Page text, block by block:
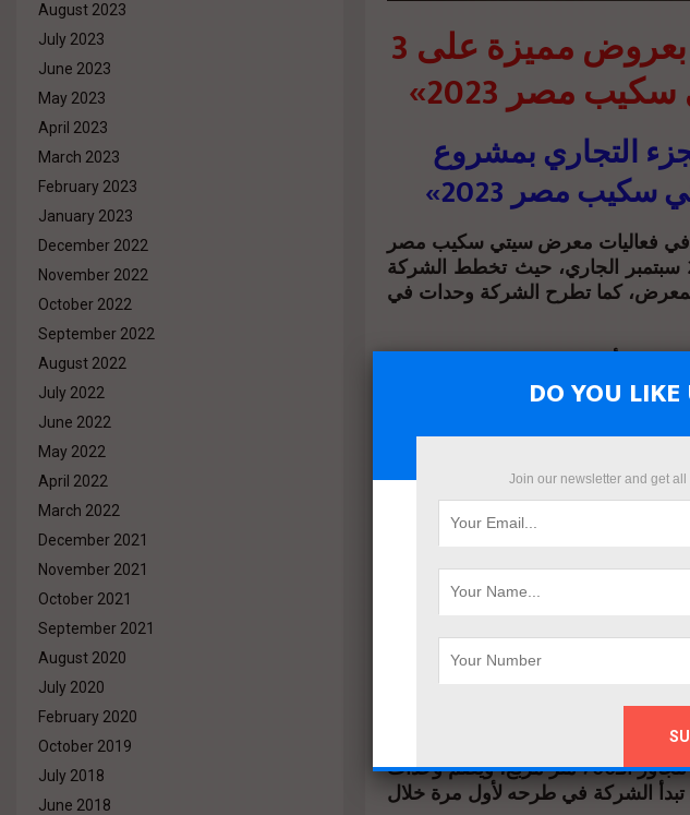
«أربن لينز للتطوير» تشارك بعروض مميزة على 3
مصر 2023»
التجاري بمشروع
في فعاليات معرض سيتي سكيب مصر
2023، والذي ينطلق خلال الفترة من 20 وحتى 23 سبتمبر الجاري، حيث تخطط الشركة
كما تطرح الشركة وحدات في
أربن لينز للتطوير العقاري، إن
سكيب مصر يأتي ضمن خطة الشركة
بيعية قوية، كما يتميز المعرض
يتيح التعرف على احتياجات العملاء
تلبي احتياجات قطاع كبير من
حصرية ومميزة للعملاء خلال فترة
المشروع على بعد دقائق من كافة
ومدينتي، والعاصمة الإدارية
ويضم جزءًا تجاريًا وآخر إداريًا
وجزءًا ترفيهيًا، ويقع على مساحة 24 فدانًا، بواجهة تتجاوز الـ700 متر مربع، ويضم وحدات
الشركة في طرحه لأول مرة خلال
August 2023
July 2023
June 2023
May 2023
April 2023
March 2023
February 2023
January 2023
December 2022
November 2022
October 2022
September 2022
August 2022
July 2022
June 2022
May 2022
April 2022
March 2022
December 2021
November 2021
October 2021
September 2021
August 2020
July 2020
February 2020
October 2019
July 2018
June 2018
DO YOU
Join our newsletter and get